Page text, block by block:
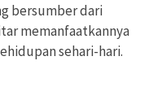
bersumber dari
memanfaatkannya
sehari-hari.